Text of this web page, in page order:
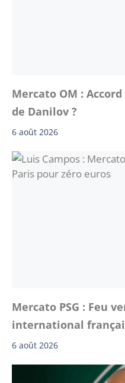
Mercato OM :
de Danilov ?
6 août 2026
Mercato PSG : Feu
international
6 août 2026